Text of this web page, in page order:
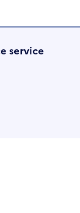
service